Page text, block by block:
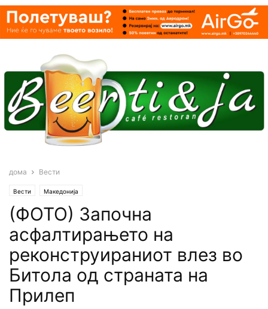
дома Вести
Вести Македонија
(ФОТО) Започна
асфалтирањето на
реконструираниот влез во
Битола од страната на
Прилеп